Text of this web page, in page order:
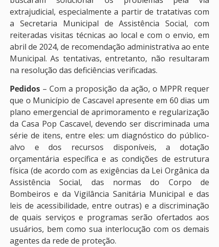
extrajudicial, especialmente a partir de tratativas com
a Secretaria Municipal de Assistência Social, com
reiteradas visitas técnicas ao local e com o envio, em
abril de 2024, de recomendação administrativa ao ente
Municipal. As tentativas, entretanto, não resultaram
na resolução das deficiências verificadas.
Pedidos – Com a proposição da ação, o MPPR requer
que o Município de Cascavel apresente em 60 dias um
plano emergencial de aprimoramento e regularização
da Casa Pop Cascavel, devendo ser discriminada uma
série de itens, entre eles: um diagnóstico do público-
alvo e dos recursos disponíveis, a dotação
orçamentária específica e as condições de estrutura
física (de acordo com as exigências da Lei Orgânica da
Assistência Social, das normas do Corpo de
Bombeiros e da Vigilância Sanitária Municipal e das
leis de acessibilidade, entre outras) e a discriminação
de quais serviços e programas serão ofertados aos
usuários, bem como sua interlocução com os demais
agentes da rede de proteção.